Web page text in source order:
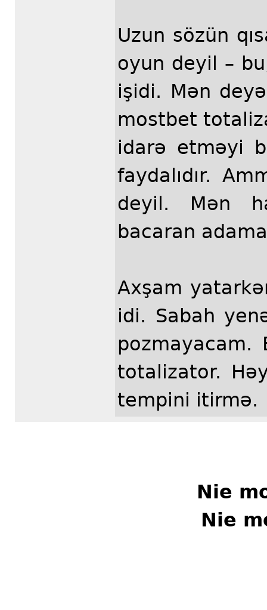
Uzun sözün
oyun deyil –
işidi. Mən
mostbet
idarə etməyi
faydalıdır.
deyil. Mən
bacaran
Axşam
idi. Sabah
pozmayacam.
totalizator.
tempini itirmə.
Nie
Nie